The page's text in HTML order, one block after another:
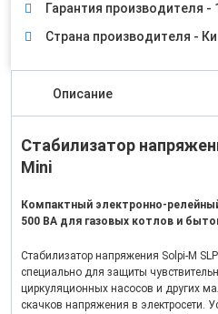
Гарантия производителя - 1
Страна производителя -
Описание
Стабилизатор
Mini
Компактный электронно-
500 ВА для газовых котлов и
Стабилизатор напряжения Solpi-M
специально для защиты
циркуляционных насосов и других
скачков напряжения в электросети.